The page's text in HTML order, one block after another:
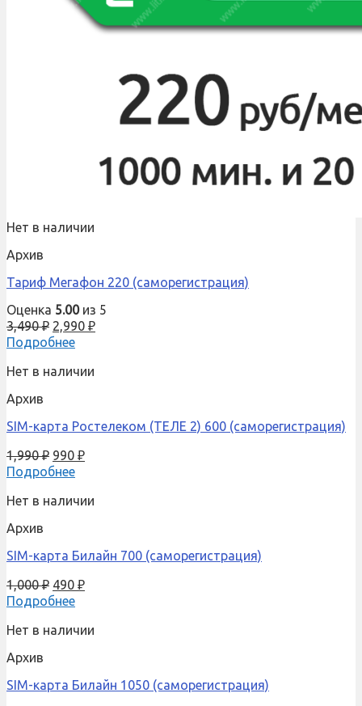
Нет в наличии
Архив
Тариф Мегафон 220 (саморегистрация)
Оценка 5.00из 5
3,490₽ 2,990 ₽
Подробнее
Нет в наличии
Архив
SIM-карта Ростелеком (ТЕЛЕ 2) 600 (саморегистрация)
1,990₽ 990 ₽
Подробнее
Нет в наличии
Архив
SIM-карта Билайн 700 (саморегистрация)
1,000₽ 490 ₽
Подробнее
Нет в наличии
Архив
SIM-карта Билайн 1050 (саморегистрация)